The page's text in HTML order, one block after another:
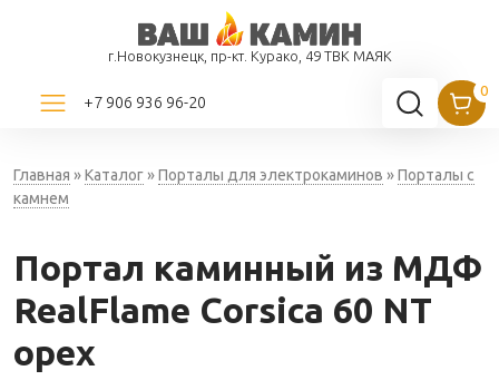
г.Новокузнецк, пр-кт. Курако, 49 ТВК МАЯК
+7 906 936 96-20
Главная »Каталог»Порталы для электрокаминов »Порталы с
камнем
Портал каминный из МДФ
RealFlame Corsica 60 NT
орех